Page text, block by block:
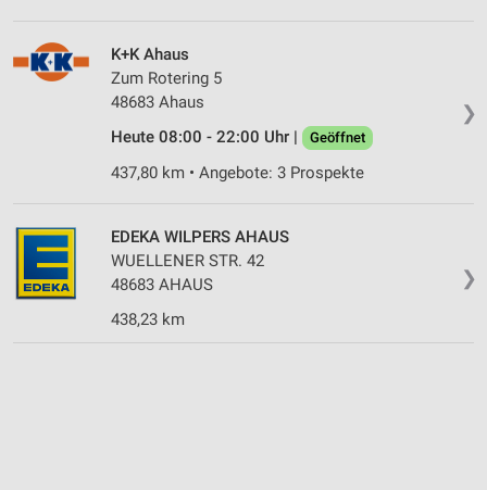
❯
K+K Ahaus
Zum Rotering 5
48683 Ahaus
Heute 08:00 - 22:00 Uhr |
Geöffnet
437,80 km • Angebote: 3 Prospekte
❯
EDEKA WILPERS AHAUS
WUELLENER STR. 42
48683 AHAUS
438,23 km